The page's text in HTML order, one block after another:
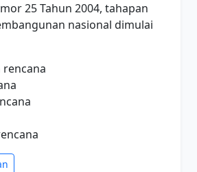
25 Tahun 2004, tahapan
nasional dimulai
rencana